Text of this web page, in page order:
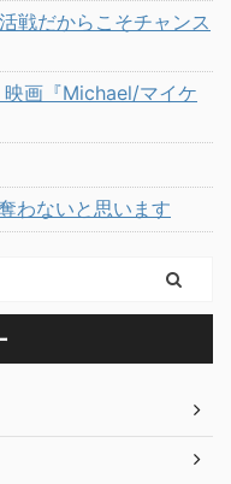
戦だからこそチャンス
映画『Michael/マイケ
わないと思います